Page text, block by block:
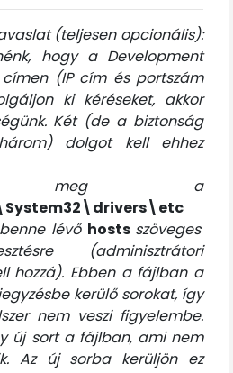
(teljesen opcionális):
hogy a Development
(IP cím és portszám
ki kéréseket, akkor
Két (de a biztonság
dolgot kell ehhez
meg a
lévő hosts szöveges
(adminisztrátori
hozzá). Ebben a fájlban a
kerülő sorokat, így
nem veszi figyelembe.
új sort a fájlban, ami nem
Az új sorba kerüljön ez